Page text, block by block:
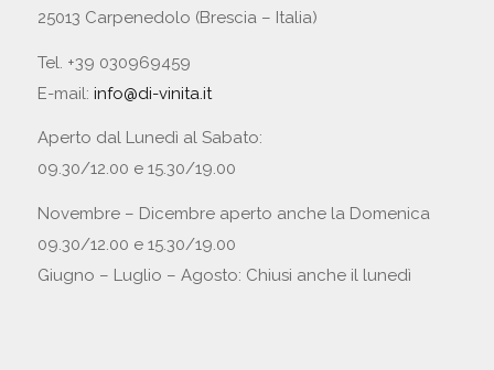
25013 Carpenedolo (Brescia – Italia)
Tel. +39 030969459
E-mail: info@di-vinita.it
Aperto dal Lunedì al Sabato:
09.30/12.00 e 15.30/19.00
Novembre – Dicembre aperto anche la Domenica
09.30/12.00 e 15.30/19.00
Giugno – Luglio – Agosto: Chiusi anche il lunedì